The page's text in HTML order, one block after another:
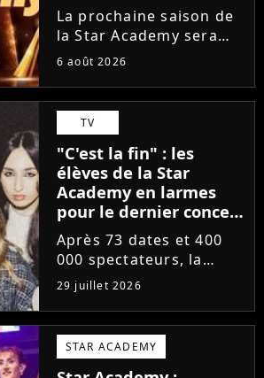
La prochaine saison de
la Star Academy sera
incarnée par une
professeurs après les
départs annoncés de
Michael Goldman, Lucie
Bernardoni et Marlène
Schaff. La...
6 août 2026
TV
"C'est la fin" : les
élèves de la Star
Academy en larmes
pour le dernier concert
de la tournée
Après 73 dates et 400
000 spectateurs, la
tournée de la Star
Academy vient de se
terminer dans les
larmes. Sur les réseaux
sociaux, les élèves
29 juillet 2026
STAR ACADEMY